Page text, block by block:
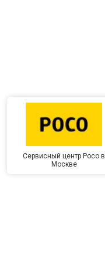
Сервисный центр Poco в
Москве